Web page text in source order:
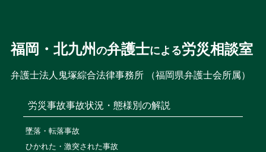
福岡・北九州 の弁護士による労災相談室
弁護士法人鬼塚綜合法律事務所 （福岡県弁護士会所属）
労災事故事故状況・態様別の解説
墜落・転落事故
ひかれた・激突された事故